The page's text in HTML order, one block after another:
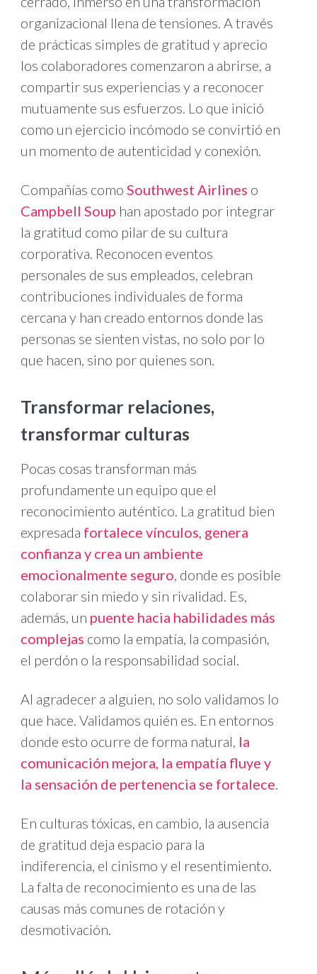
organizacional llena de tensiones. A través
de prácticas simples de gratitud y aprecio
los colaboradores comenzaron a abrirse, a
compartir sus experiencias y a reconocer
mutuamente sus esfuerzos. Lo que inició
como un ejercicio incómodo se convirtió en
un momento de autenticidad y conexión.
Compañías comoSouthwest Airlines o
Campbell Soup han apostado por integrar
la gratitud como pilar de su cultura
corporativa. Reconocen eventos
personales de sus empleados, celebran
contribuciones individuales de forma
cercana y han creado entornos donde las
personas se sienten vistas, no solo por lo
que hacen, sino por quienes son.
Transformar relaciones,
transformar culturas
Pocas cosas transforman más
profundamente un equipo que el
reconocimiento auténtico. La gratitud bien
expresada fortalece vínculos, genera
confianza y crea un ambiente
emocionalmente seguro, donde es posible
colaborar sin miedo y sin rivalidad. Es,
además, un puente hacia habilidades más
complejas como la empatía, la compasión,
el perdón o la responsabilidad social.
Al agradecer a alguien, no solo validamos lo
que hace. Validamos quién es. En entornos
donde esto ocurre de forma natural, la
comunicación mejora, la empatía fluye y
la sensación de pertenencia se fortalece.
En culturas tóxicas, en cambio, la ausencia
de gratitud deja espacio para la
indiferencia, el cinismo y el resentimiento.
La falta de reconocimiento es una de las
causas más comunes de rotación y
desmotivación.